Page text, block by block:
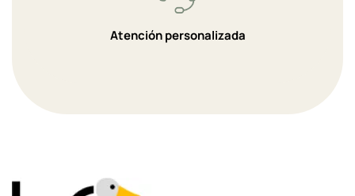
Atención personalizada